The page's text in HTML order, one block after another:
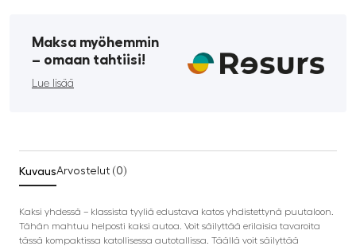
Maksa myöhemmin
­– omaan tahtiisi!
Lue lisää
KuvausArvostelut (0)
Kaksi yhdessä – klassista tyyliä edustava katos yhdistettynä puutaloon.
Tähän mahtuu helposti kaksi autoa. Voit säilyttää erilaisia tavaroita
tässä kompaktissa katollisessa autotallissa. Täällä voit säilyttää